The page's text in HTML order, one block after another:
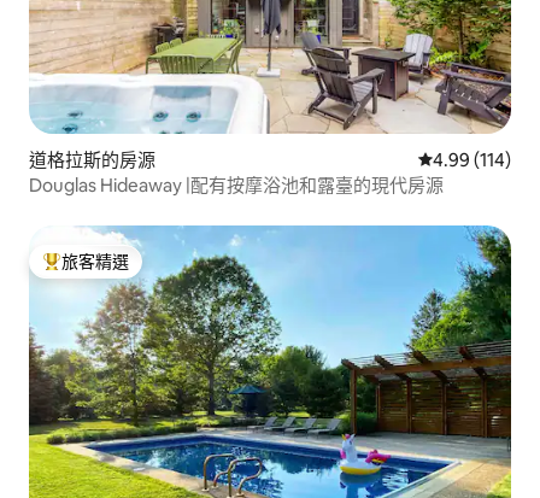
道格拉斯的房源 從 114 則評價
4.99 (114)
Douglas Hideaway |配有按摩浴池和露臺的現代房源
旅客精選榜首
旅客精選